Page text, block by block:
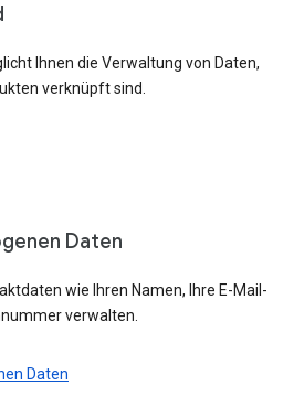
Ihnen die Verwaltung von Daten,
verknüpft sind.
Daten
wie Ihren Namen, Ihre E-Mail-
verwalten.
Daten